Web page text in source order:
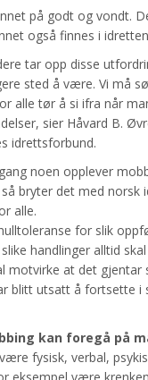
på godt og vondt.
også finnes i
tar opp disse
sted å være. Vi må
alle tør å si ifra når
sier Håvard B.
idrettsforbund.
noen opplever
bryter det med norsk
alle.
for slik
handlinger alltid
motvirke at det gjentar
blitt utsatt å fortsette i
kan foregå på
fysisk, verbal,